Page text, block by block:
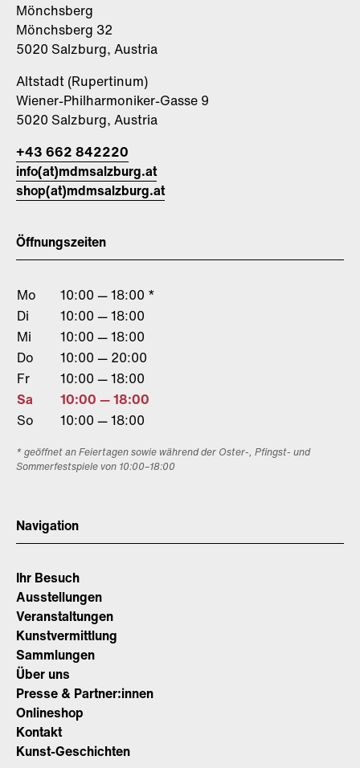
Mönchsberg
Mönchsberg 32
5020 Salzburg, Austria
Altstadt (Rupertinum)
Wiener-Philharmoniker-Gasse 9
5020 Salzburg, Austria
+43 662 842220
info(at)mdmsalzburg.at
shop(at)mdmsalzburg.at
Öffnungszeiten
Mo
10:00 — 18:00 *
Di
10:00 — 18:00
Mi
10:00 — 18:00
Do
10:00 — 20:00
Fr
10:00 — 18:00
Sa
10:00 — 18:00
So
10:00 — 18:00
* geöffnet an Feiertagen sowie während der Oster-, Pfingst- und
Sommerfestspiele von 10:00–18:00
Navigation
Ihr Besuch
Ausstellungen
Veranstaltungen
Kunstvermittlung
Sammlungen
Über uns
Presse & Partner:innen
Onlineshop
Kontakt
Kunst-Geschichten